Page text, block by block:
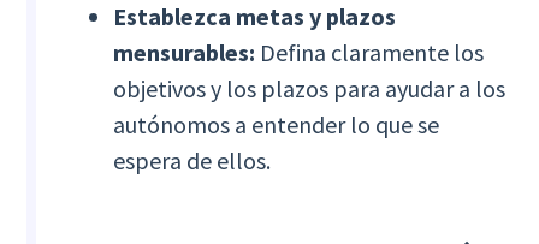
Establezca metas y plazos
mensurables: Defina claramente los
objetivos y los plazos para ayudar a los
autónomos a entender lo que se
espera de ellos.